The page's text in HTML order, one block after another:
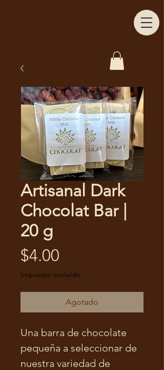
Artisanal Dark
Chocolat Bar |
20 g
$4.00
Impuesto excluido
Agotado
Una barra de chocolate
pequeña a seleccionar de
nuestra variedad de